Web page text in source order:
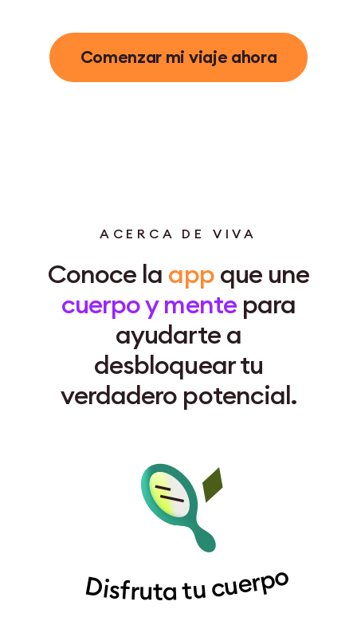
Comenzar mi viaje ahora
ACERCA DE VIVA
Conoce la appque une
cuerpo y mente para
ayudarte a
desbloquear tu
verdadero potencial.
Disfruta tu cuerpo